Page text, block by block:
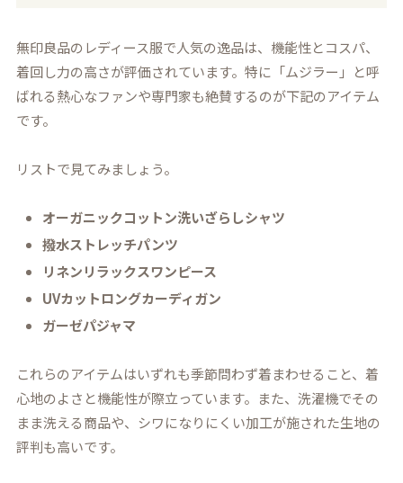
無印良品のレディース服で人気の逸品は、機能性とコスパ、
着回し力の高さが評価されています。特に「ムジラー」と呼
ばれる熱心なファンや専門家も絶賛するのが下記のアイテム
です。
リストで見てみましょう。
オーガニックコットン洗いざらしシャツ
撥水ストレッチパンツ
リネンリラックスワンピース
UVカットロングカーディガン
ガーゼパジャマ
これらのアイテムはいずれも季節問わず着まわせる こと、着
心地のよさと機能性が際立っています。また、洗濯機でその
まま洗える商品や、シワになりにくい加工が施された生地の
評判も高いです。